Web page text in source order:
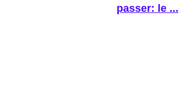
passer: le ...